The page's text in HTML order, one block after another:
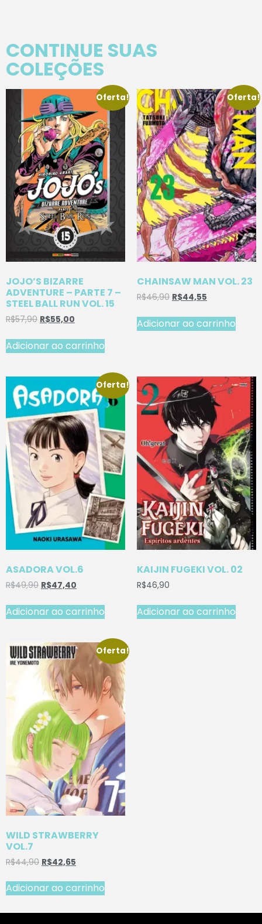
CONTINUE SUAS
COLEÇÕES
Oferta!
JOJO’S BIZARRE
ADVENTURE – PARTE 7 –
STEEL BALL RUN VOL. 15
R$57,90 R$55,00
Adicionar ao carrinho
Oferta!
CHAINSAW MAN VOL. 23
R$46,90 R$44,55
Adicionar ao carrinho
Oferta!
ASADORA VOL.6
R$49,90 R$47,40
Adicionar ao carrinho
KAIJIN FUGEKI VOL. 02
R$46,90
Adicionar ao carrinho
Oferta!
WILD STRAWBERRY
VOL.7
R$44,90 R$42,65
Adicionar ao carrinho